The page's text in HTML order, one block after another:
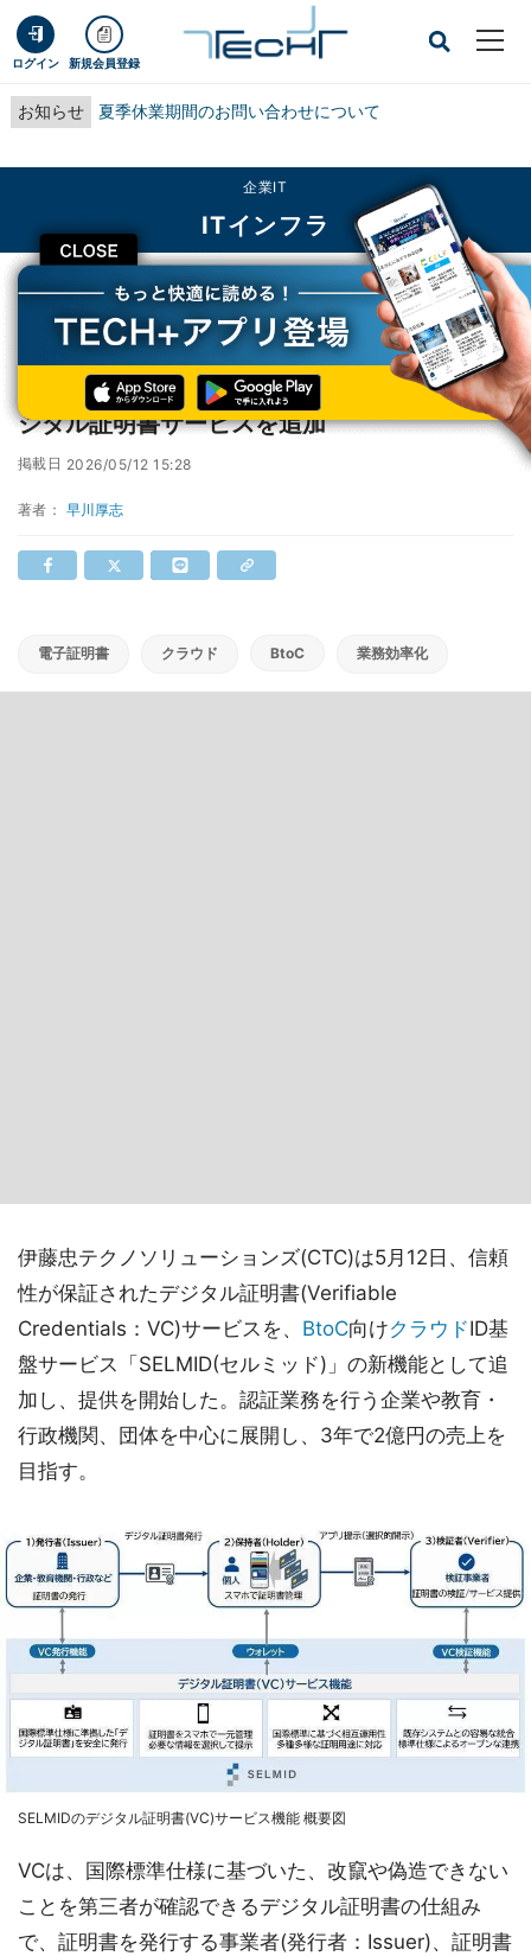
ログイン 新規会員登録
お知らせ 夏季休業期間のお問い合わせについて
CLOSE
企業IT
ITインフラ
TECH+ 企業IT
ITインフラ
CTC、BtoCクラウドID基盤「SELMID」にデジタル証明書サービスを追加
CTC、BtoCクラウドID基盤「SELMID」にデ
ジタル証明書サービスを追加
掲載日 2026/05/12 15:28
著者： 早川厚志
電子証明書 クラウド BtoC 業務効率化
伊藤忠テクノソリューションズ(CTC)は5月12日、信頼
性が保証されたデジタル証明書(Verifiable
Credentials：VC)サービスを、 BtoC向けクラウドID基
盤サービス「SELMID(セルミッド)」の新機能として追
加し、提供を開始した。認証業務を行う企業や教育・
行政機関、団体を中心に展開し、3年で2億円の売上を
目指す。
SELMIDのデジタル証明書(VC)サービス機能 概要図
VCは、国際標準仕様に基づいた、改竄や偽造できない
ことを第三者が確認できるデジタル証明書の仕組み
で、証明書を発行する事業者(発行者：Issuer)、証明書